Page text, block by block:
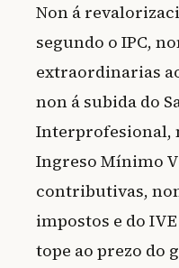
Non á
segundo o IPC,
extraordinarias
non á subida do
Interprofesional,
Ingreso Mínimo
contributivas,
impostos e do
tope ao prezo do